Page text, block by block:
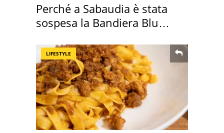
Perché a Sabaudia è stata
sospesa la Bandiera Blu
LIFESTYLE